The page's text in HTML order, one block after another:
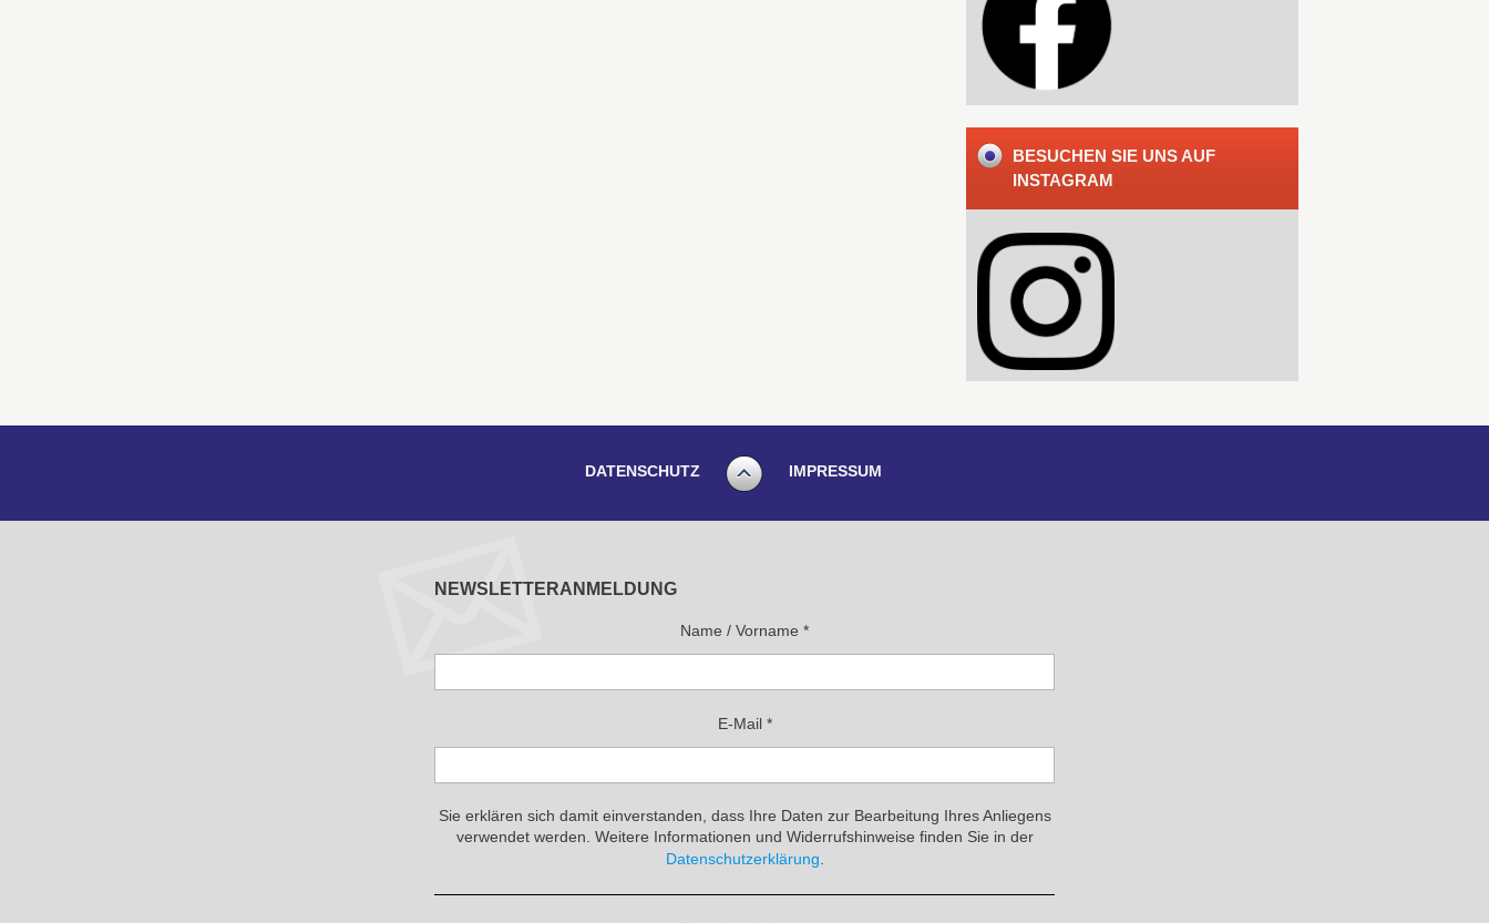
BESUCHEN SIE UNS AUF
INSTAGRAM
DATENSCHUTZ IMPRESSUM
NEWSLETTERANMELDUNG
Name / Vorname *
E-Mail *
Sie erklären sich damit einverstanden, dass Ihre Daten zur Bearbeitung Ihres Anliegens
verwendet werden. Weitere Informationen und Widerrufshinweise finden Sie in der
Datenschutzerklärung